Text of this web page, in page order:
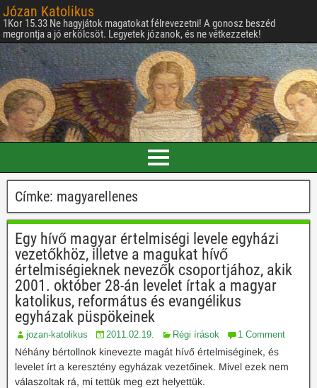
Józan Katolikus
1Kor 15.33 Ne hagyjátok magatokat félrevezetni! A gonosz beszéd
megrontja a jó erkölcsöt. Legyetek józanok, és ne vétkezzetek!
Címke: magyarellenes
Egy hívő magyar értelmiségi levele egyházi
vezetőkhöz, illetve a magukat hívő
értelmiségieknek nevezők csoportjához, akik
2001. október 28-án levelet írtak a magyar
katolikus, református és evangélikus
egyházak püspökeinek
jozan-katolikus 2011.02.19. Régi írások 1 Comment
Néhány bértollnok kinevezte magát hívő értelmiséginek, és
levelet írt a keresztény egyházak vezetőinek. Mivel ezek nem
válaszoltak rá, mi tettük meg ezt helyettük.